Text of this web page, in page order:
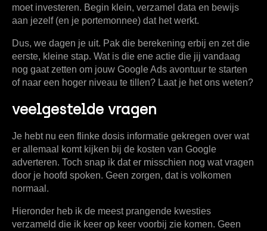
moet investeren. Begin klein, verzamel data en bewijs
aan jezelf (en je portemonnee) dat het werkt.
Dus, we dagen je uit. Pak die berekening erbij en zet die
eerste, kleine stap. Wat is die ene actie die jij vandaag
nog gaat zetten om jouw Google Ads avontuur te starten
of naar een hoger niveau te tillen? Laat je het ons weten?
veelgestelde vragen
Je hebt nu een flinke dosis informatie gekregen over wat
er allemaal komt kijken bij de kosten van Google
adverteren. Toch snap ik dat er misschien nog wat vragen
door je hoofd spoken. Geen zorgen, dat is volkomen
normaal.
Hieronder heb ik de meest prangende kwesties
verzameld die ik keer op keer voorbij zie komen. Geen